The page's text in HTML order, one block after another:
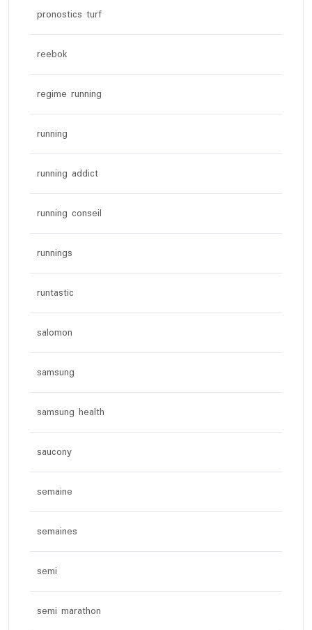
pronostics turf
reebok
regime running
running
running addict
running conseil
runnings
runtastic
salomon
samsung
samsung health
saucony
semaine
semaines
semi
semi marathon